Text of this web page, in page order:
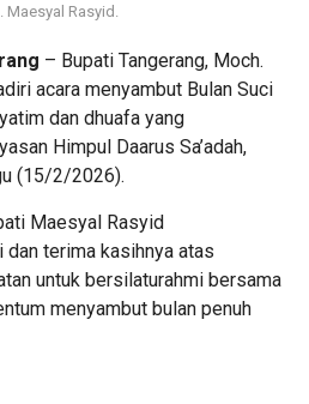
Rasyid.
– Bupati Tangerang, Moch.
acara menyambut Bulan Suci
dan dhuafa yang
Himpul Daarus Sa’adah,
(15/2/2026).
Maesyal Rasyid
terima kasihnya atas
untuk bersilaturahmi bersama
menyambut bulan penuh